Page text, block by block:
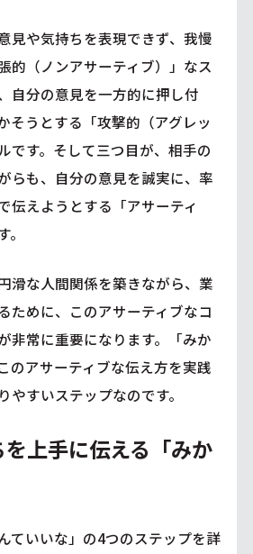
見や気持ちを表現できず、我慢
的（ノンアサーティブ）」なス
自分の意見を一方的に押し付
そうとする「攻撃的（アグレッ
です。そして三つ目が、相手の
らも、自分の意見を誠実に、率
伝えようとする「アサーティ
滑な人間関係を築きながら、業
ために、このアサーティブなコ
非常に重要になります。「みか
のアサーティブな伝え方を実践
やすいステップなのです。
上手に伝える「みか
ていいな」の4つのステップを詳